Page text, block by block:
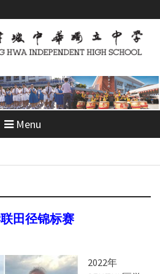
Menu
田径锦标赛
2022年